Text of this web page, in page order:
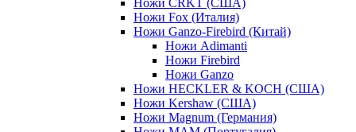
Ножи Fox (Италия)
Ножи Ganzo-Firebird (Китай)
Ножи Adimanti
Ножи Firebird
Ножи Ganzo
Ножи HECKLER & KOCH (США)
Ножи Kershaw (США)
Ножи Magnum (Германия)